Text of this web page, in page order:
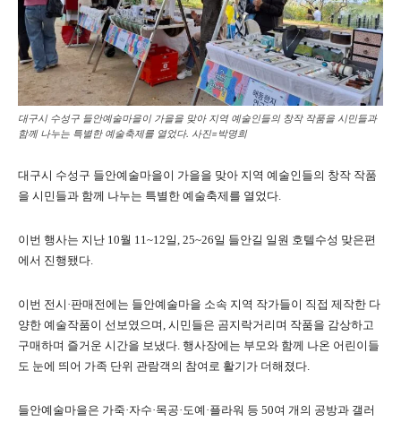
대구시 수성구 들안예술마을이 가을을 맞아 지역 예술인들의 창작 작품을 시민들과
함께 나누는 특별한 예술축제를 열었다. 사진=박명희
대구시 수성구 들안예술마을이 가을을 맞아 지역 예술인들의 창작 작품
을 시민들과 함께 나누는 특별한 예술축제를 열었다.
이번 행사는 지난 10월 11~12일, 25~26일 들안길 일원 호텔수성 맞은편
에서 진행됐다.
이번 전시·판매전에는 들안예술마을 소속 지역 작가들이 직접 제작한 다
양한 예술작품이 선보였으며, 시민들은 곰지락거리며 작품을 감상하고
구매하며 즐거운 시간을 보냈다. 행사장에는 부모와 함께 나온 어린이들
도 눈에 띄어 가족 단위 관람객의 참여로 활기가 더해졌다.
들안예술마을은 가죽·자수·목공·도예·플라워 등 50여 개의 공방과 갤러